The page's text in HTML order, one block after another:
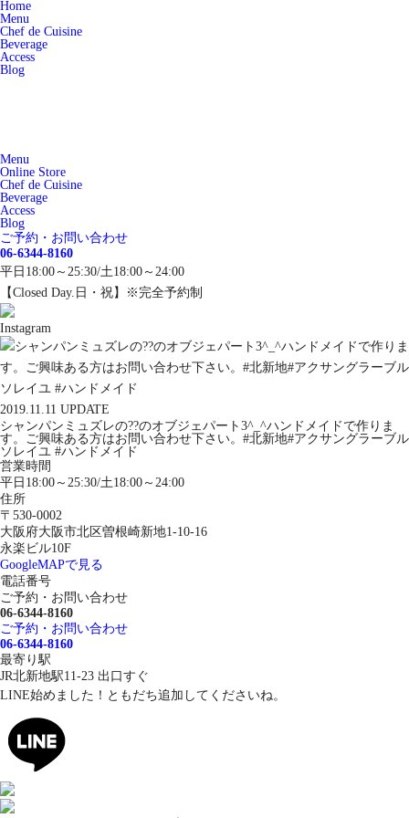
Home
Menu
Chef de Cuisine
Beverage
Access
Blog
Menu
Online Store
Chef de Cuisine
Beverage
Access
Blog
ご予約・お問い合わせ
06-6344-8160
平日18:00～25:30/土18:00～24:00
【Closed Day.日・祝】※完全予約制
Instagram
2019.11.11 UPDATE
シャンパンミュズレの??のオブジェパート3^_^ハンドメイドで作りま
す。ご興味ある方はお問い合わせ下さい。#北新地#アクサングラーブル
ソレイユ #ハンドメイド
営業時間
平日18:00～25:30/土18:00～24:00
住所
〒530-0002
大阪府大阪市北区曽根崎新地1-10-16
永楽ビル10F
GoogleMAPで見る
電話番号
ご予約・お問い合わせ
06-6344-8160
ご予約・お問い合わせ
06-6344-8160
最寄り駅
JR北新地駅11-23 出口すぐ
LINE始めました！ともだち追加してくださいね。